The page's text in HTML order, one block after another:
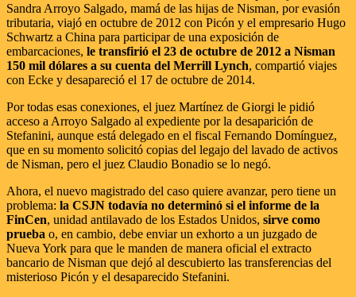
Sandra Arroyo Salgado, mamá de las hijas de Nisman, por evasión
tributaria, viajó en octubre de 2012 con Picón y el empresario Hugo
Schwartz a China para participar de una exposición de
embarcaciones, le transfirió el 23 de octubre de 2012 a Nisman
150 mil dólares a su cuenta del Merrill Lynch, compartió viajes
con Ecke y desapareció el 17 de octubre de 2014.
Por todas esas conexiones, el juez Martínez de Giorgi le pidió
acceso a Arroyo Salgado al expediente por la desaparición de
Stefanini, aunque está delegado en el fiscal Fernando Domínguez,
que en su momento solicitó copias del legajo del lavado de activos
de Nisman, pero el juez Claudio Bonadio se lo negó.
Ahora, el nuevo magistrado del caso quiere avanzar, pero tiene un
problema: la CSJN todavía no determinó si el informe de la
FinCen, unidad antilavado de los Estados Unidos, sirve como
prueba o, en cambio, debe enviar un exhorto a un juzgado de
Nueva York para que le manden de manera oficial el extracto
bancario de Nisman que dejó al descubierto las transferencias del
misterioso Picón y el desaparecido Stefanini.